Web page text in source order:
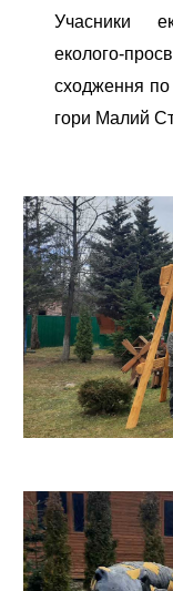
Учасники
еколого-
сходження
гори Малий